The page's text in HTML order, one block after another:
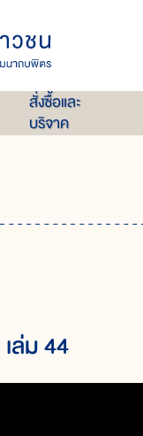
สั่งซื้อและ
บริจาค
ล่ม 44